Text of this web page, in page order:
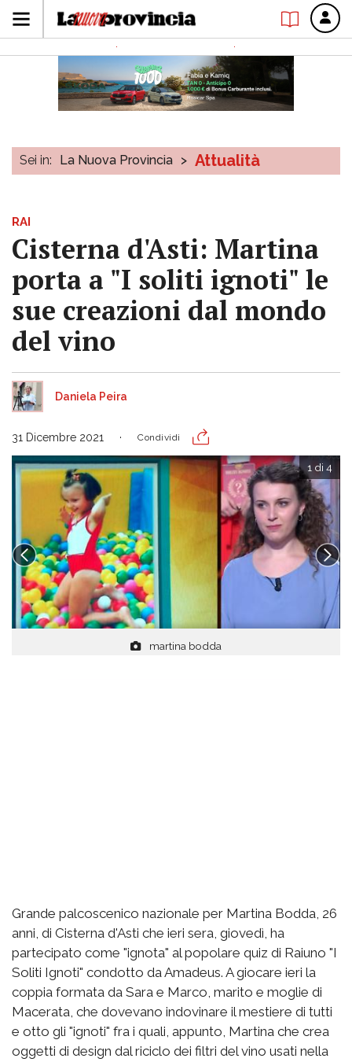
Sei in: La Nuova Provincia > Attualità
RAI
Cisterna d'Asti: Martina
porta a "I soliti ignoti" le
sue creazioni dal mondo
del vino
Daniela Peira
31 Dicembre 2021 Condividi
martina bodda
1 di 4
Grande palcoscenico nazionale per Martina Bodda, 26
anni, di Cisterna d'Asti che ieri sera, giovedì, ha
partecipato come "ignota" al popolare quiz di Raiuno "I
Soliti Ignoti" condotto da Amadeus. A giocare ieri la
coppia formata da Sara e Marco, marito e moglie di
Macerata, che dovevano indovinare il mestiere di tutti
e otto gli "ignoti" fra i quali, appunto, Martina che crea
oggetti di design dal riciclo dei filtri del vino usati nella